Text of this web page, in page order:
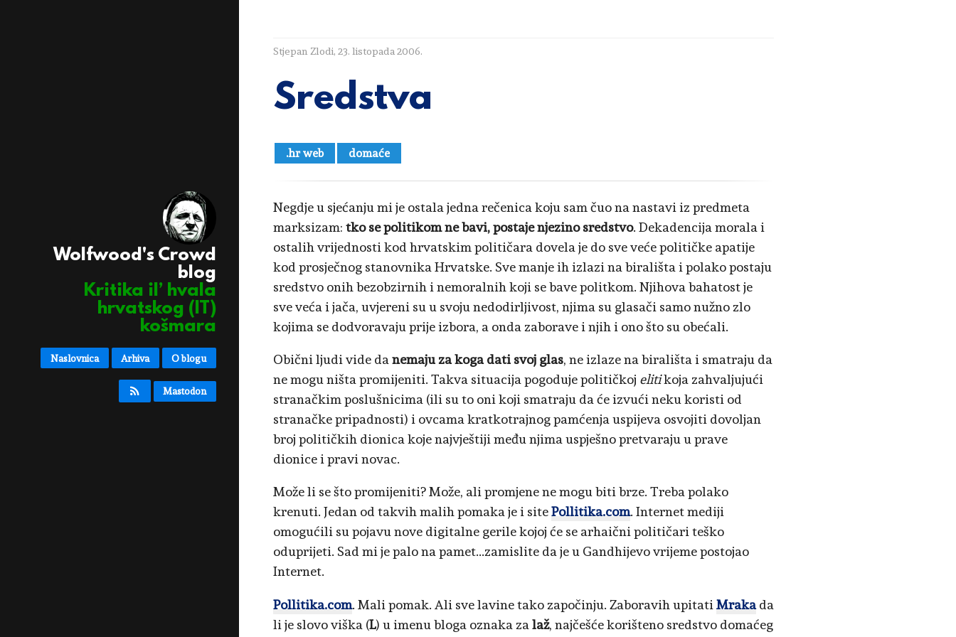
Wolfwood's Crowd
blog
Kritika il’ hvala
hrvatskog (IT)
košmara
Naslovnica Arhiva O blogu
Mastodon
Stjepan Zlodi, 23. listopada 2006.
Sredstva
.hr web domaće
Negdje u sjećanju mi je ostala jedna rečenica koju sam čuo na nastavi iz predmeta
marksizam: tko se politikom ne bavi, postaje njezino sredstvo. Dekadencija morala i
ostalih vrijednosti kod hrvatskim političara dovela je do sve veće političke apatije
kod prosječnog stanovnika Hrvatske. Sve manje ih izlazi na birališta i polako postaju
sredstvo onih bezobzirnih i nemoralnih koji se bave politkom. Njihova bahatost je
sve veća i jača, uvjereni su u svoju nedodirljivost, njima su glasači samo nužno zlo
kojima se dodvoravaju prije izbora, a onda zaborave i njih i ono što su obećali.
Obični ljudi vide da nemaju za koga dati svoj glas, ne izlaze na birališta i smatraju da
ne mogu ništa promijeniti. Takva situacija pogoduje političkoj elitikoja zahvaljujući
stranačkim poslušnicima (ili su to oni koji smatraju da će izvući neku koristi od
stranačke pripadnosti) i ovcama kratkotrajnog pamćenja uspijeva osvojiti dovoljan
broj političkih dionica koje najvještiji među njima uspješno pretvaraju u prave
dionice i pravi novac.
Može li se što promijeniti? Može, ali promjene ne mogu biti brze. Treba polako
krenuti. Jedan od takvih malih pomaka je i sitePollitika.com. Internet mediji
omogućili su pojavu nove digitalne gerile kojoj će se arhaični političari teško
oduprijeti. Sad mi je palo na pamet...zamislite da je u Gandhijevo vrijeme postojao
Internet.
Pollitika.com. Mali pomak. Ali sve lavine tako započinju. Zaboravih upitati Mrakada
li je slovo viška (L) u imenu bloga oznaka za laž, najčešće korišteno sredstvo domaćeg